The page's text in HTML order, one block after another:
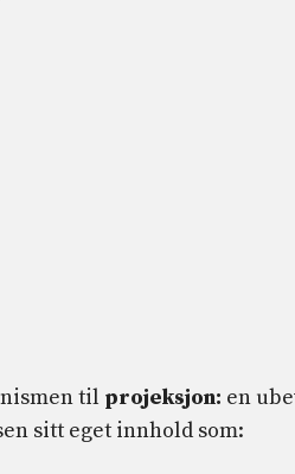
til projeksjon: en
sitt eget innhold som: